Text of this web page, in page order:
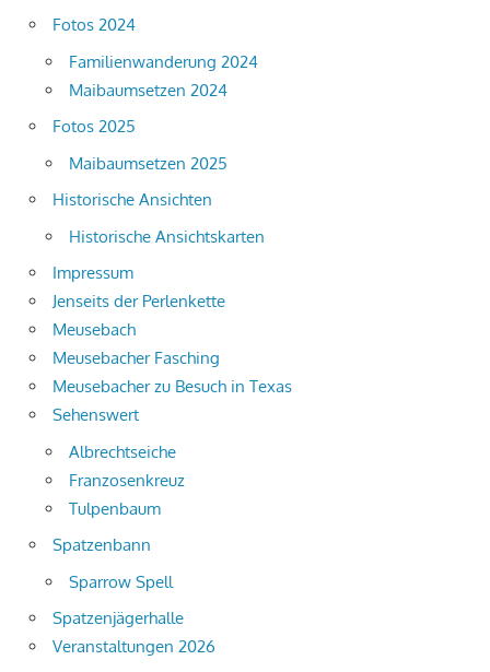
Fotos 2024
Familienwanderung 2024
Maibaumsetzen 2024
Fotos 2025
Maibaumsetzen 2025
Historische Ansichten
Historische Ansichtskarten
Impressum
Jenseits der Perlenkette
Meusebach
Meusebacher Fasching
Meusebacher zu Besuch in Texas
Sehenswert
Albrechtseiche
Franzosenkreuz
Tulpenbaum
Spatzenbann
Sparrow Spell
Spatzenjägerhalle
Veranstaltungen 2026